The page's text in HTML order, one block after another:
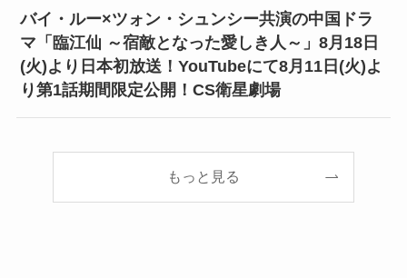
バイ・ルー×ツォン・シュンシー共演の中国ドラ
マ「臨江仙 ～宿敵となった愛しき人～」8月18日
(火)より日本初放送！YouTubeにて8月11日(火)よ
り第1話期間限定公開！CS衛星劇場
もっと見る